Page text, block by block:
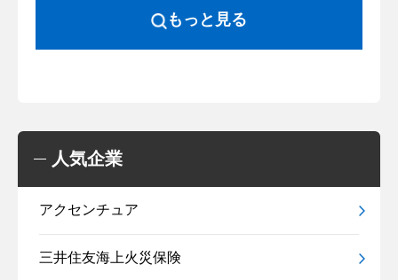
もっと見る
人気企業
アクセンチュア
三井住友海上火災保険